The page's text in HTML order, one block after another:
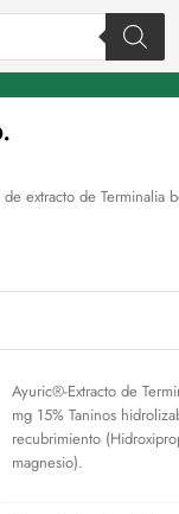
extracto de Terminalia
Ayuric®-Extracto de
mg 15% Taninos
recubrimiento
magnesio).